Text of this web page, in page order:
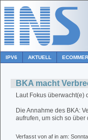
IPV6 AKTUELL
BKA macht
Laut Fokus überwacht(e)
Die Annahme des BKA:
aufrufen, um sich so
Verfasst von af in am: